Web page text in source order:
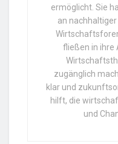
ermöglicht. Sie
an
fließen in ihre
zugänglich
klar und
hilft, die
und